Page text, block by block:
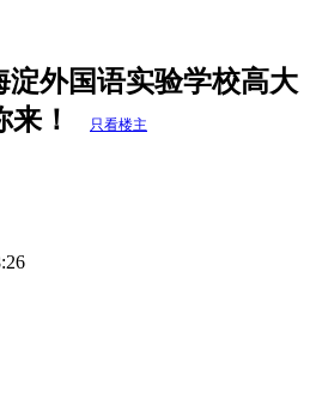
外国语实验学校高大
来！
只看楼主